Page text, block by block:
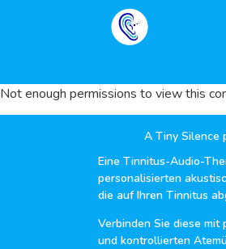
Not enough permissions to view this
A Tiny Silence
Eine Tinnitus-Audio-
personalisierten
die auf Ihren Tinnitus
Verbinden Sie diese mit
und kontrollierten